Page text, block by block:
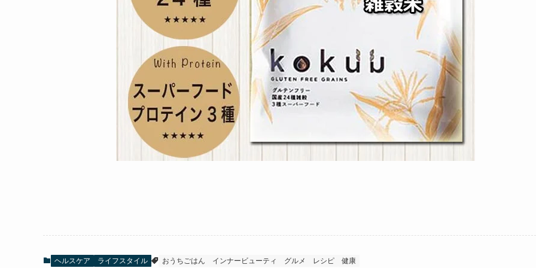
ヘルスケア ライフスタイル おうちごはん インナービューティ グルメ レシピ 健康